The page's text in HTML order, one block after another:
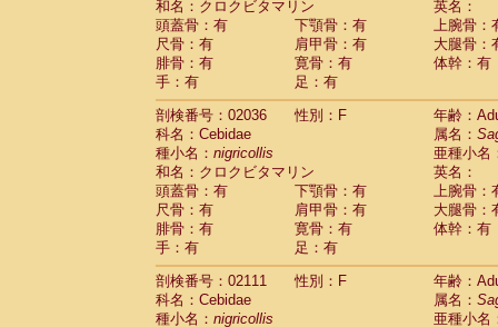
CercopithecidaeMacaca cyclopis (17)
CercopithecidaeMacaca fascicularis
CercopithecidaeMacaca fuscaca
CercopithecidaeMacaca fuscata
CercopithecidaeMacaca fuscata
CercopithecidaeMacaca maura(3)
Cercopithecidae Macaca mulatta(55)
Cercopithecidae Macaca nemestrina(3)
Cercopithecidae Macaca nigra(0)
CercopithecidaeMacaca radiata(27)
CercopithecidaeMacaca silenus(0)
CercopithecidaeMacaca sinica (1)
CercopithecidaeMacaca sylvanus
CercopithecidaeMacaca thibetana (0)
Cercopithecidae Macaca tonkeana (0)
Cercopithecidae hybrid(1)
和名：クロクビタマリン
英名：
頭蓋骨：有
下顎骨：有
上腕骨：
尺骨：有
肩甲骨：有
大腿骨：
腓骨：有
寛骨：有
体幹：有
手：有
足：有
剖検番号：02036
性別：F
年齢：
科名：Cebidae
属名：
種小名： nigricollis
亜種小名
和名：クロクビタマリン
英名：
頭蓋骨：有
下顎骨：有
上腕骨：
尺骨：有
肩甲骨：有
大腿骨：
腓骨：有
寛骨：有
体幹：有
手：有
足：有
剖検番号：02111
性別：F
年齢：
科名：Cebidae
属名：
種小名： nigricollis
亜種小名